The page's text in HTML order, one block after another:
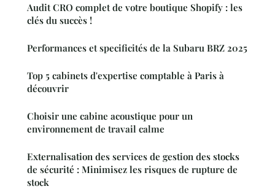
Audit CRO complet de votre boutique Shopify : les
clés du succès !
Performances et specificités de la Subaru BRZ 2025
Top 5 cabinets d'expertise comptable à Paris à
découvrir
Choisir une cabine acoustique pour un
environnement de travail calme
Externalisation des services de gestion des stocks
de sécurité : Minimisez les risques de rupture de
stock